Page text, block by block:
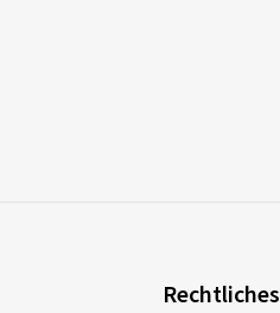
Rechtliches